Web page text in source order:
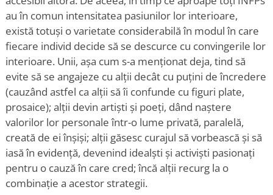
au în comun intensitatea pasiunilor lor interioare,
există totuși o varietate considerabilă în modul în care
fiecare individ decide să se descurce cu convingerile lor
interioare. Unii, așa cum s-a menționat deja, tind să
evite să se angajeze cu alții decât cu puțini de încredere
(cauzând astfel ca alții să îi confunde cu figuri plate,
prosaice); alții devin artiști și poeți, dând naștere
valorilor lor personale într-o lume privată, paralelă,
creată de ei înșiși; alții găsesc curajul să vorbească și să
iasă în evidență, devenind idealști și activiști pasionați
pentru o cauză în care cred; încă alții recurg la o
combinație a acestor strategii.